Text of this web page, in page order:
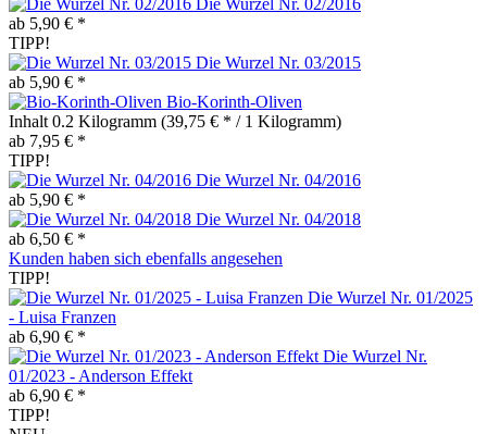
Die Wurzel Nr. 02/2016
ab 5,90 € *
TIPP!
Die Wurzel Nr. 03/2015
ab 5,90 € *
Bio-Korinth-Oliven
Inhalt 0.2 Kilogramm (39,75 € * / 1 Kilogramm)
ab 7,95 € *
TIPP!
Die Wurzel Nr. 04/2016
ab 5,90 € *
Die Wurzel Nr. 04/2018
ab 6,50 € *
Kunden haben sich ebenfalls angesehen
TIPP!
Die Wurzel Nr. 01/2025
- Luisa Franzen
ab 6,90 € *
Die Wurzel Nr.
01/2023 - Anderson Effekt
ab 6,90 € *
TIPP!